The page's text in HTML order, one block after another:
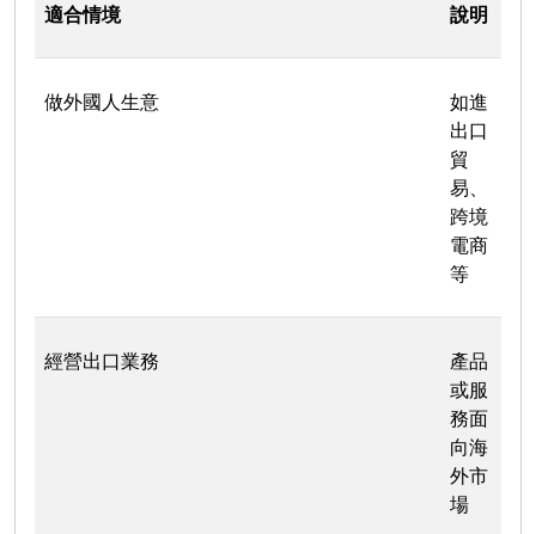
適合情境 說明
做外國人生意
如進
出口
貿
易、
跨境
電商
等
經營出口業務
產品
或服
務面
向海
外市
場